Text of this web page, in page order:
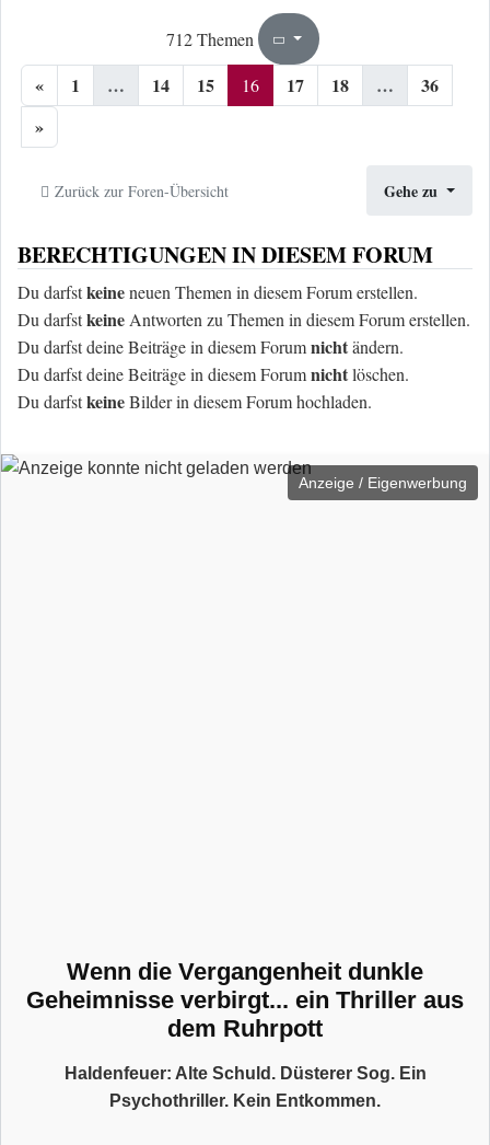
712 Themen Seite16
« 1 … 14 15 16 17 18 …
36
»
Zurück zur Foren-Übersicht Gehe zu
BERECHTIGUNGEN IN DIESEM FORUM
Du darfstkeineneuen Themen in diesem Forum erstellen.
Du darfstkeineAntworten zu Themen in diesem Forum erstellen.
Du darfst deine Beiträge in diesem Forumnichtändern.
Du darfst deine Beiträge in diesem Forumnichtlöschen.
Du darfstkeineBilder in diesem Forum hochladen.
Anzeige / Eigenwerbung
Wenn die Vergangenheit dunkle
Geheimnisse verbirgt... ein Thriller aus
dem Ruhrpott
Haldenfeuer: Alte Schuld. Düsterer Sog. Ein
Psychothriller. Kein Entkommen.